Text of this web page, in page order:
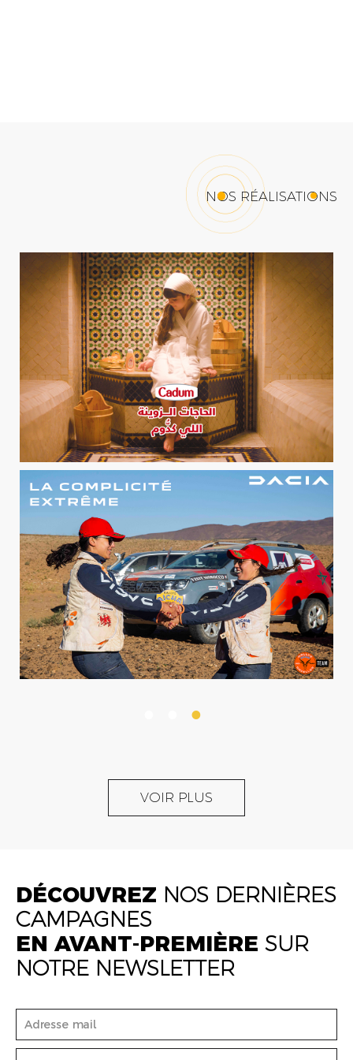
NOS RÉALISATIONS
VOIR PLUS
DÉCOUVREZ NOS DERNIÈRES
CAMPAGNES
EN AVANT-PREMIÈRE SUR
NOTRE NEWSLETTER